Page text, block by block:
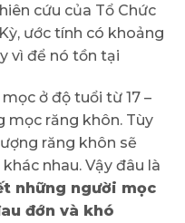
cứu của Tổ Chức
ước tính có khoảng
vì để nó tồn tại
ở độ tuổi từ 17 –
mọc răng khôn. Tùy
răng khôn sẽ
nhau. Vậy đâu là
những người mọc
đớn và khó